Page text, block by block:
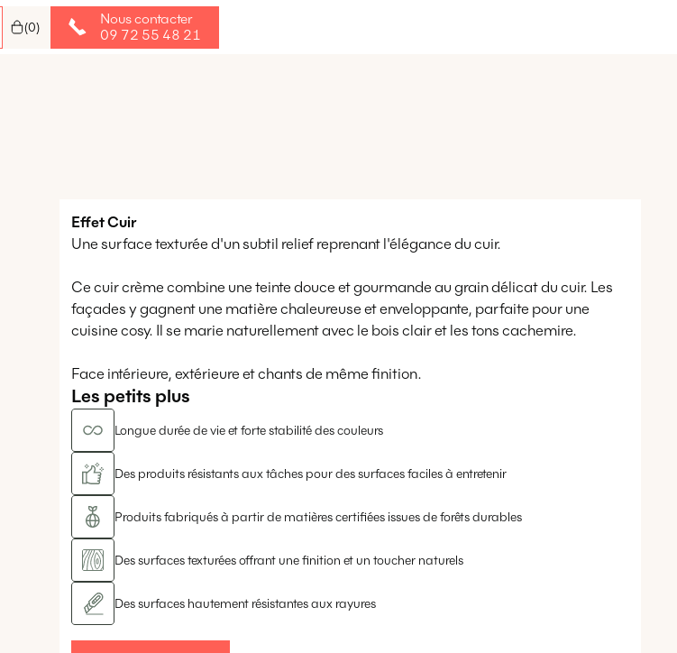
(0)
Nous contacter
09 72 55 48 21
EffetCuir
Une surface texturée d'un subtil relief reprenant l'élégance du cuir.
Ce cuir crème combine une teinte douce et gourmande au grain délicat du cuir. Les
façades y gagnent une matière chaleureuse et enveloppante, parfaite pour une
cuisine cosy. Il se marie naturellement avec le bois clair et les tons cachemire.
Face intérieure, extérieure et chants de même finition.
Les petits plus
Longue durée de vie et forte stabilité des couleurs
Des produits résistants aux tâches pour des surfaces faciles à entretenir
Produits fabriqués à partir de matières certifiées issues de forêts durables
Des surfaces texturées offrant une finition et un toucher naturels
Des surfaces hautement résistantes aux rayures